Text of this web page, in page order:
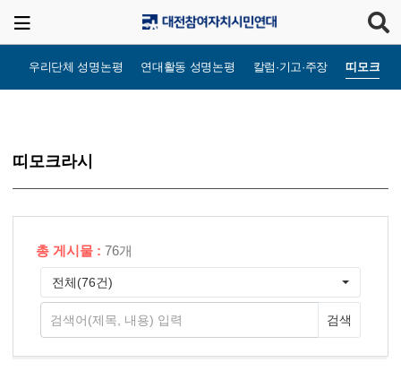
우리단체 성명논평 연대활동 성명논평 칼럼·기고·주장 띠모크라
띠모크라시
총 게시물 : 76개
전체(76건)
검색